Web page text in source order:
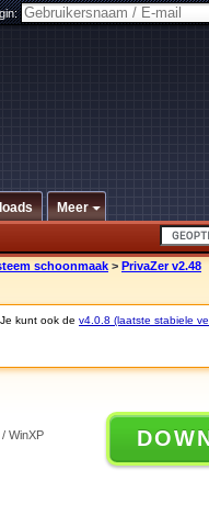
Meer
schoonmaak > PrivaZer v2.48
kunt ook de v4.0.8 (laatste stabiele
WinXP